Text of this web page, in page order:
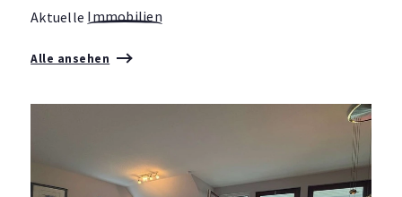
Aktuelle Immobilien
Alle ansehen